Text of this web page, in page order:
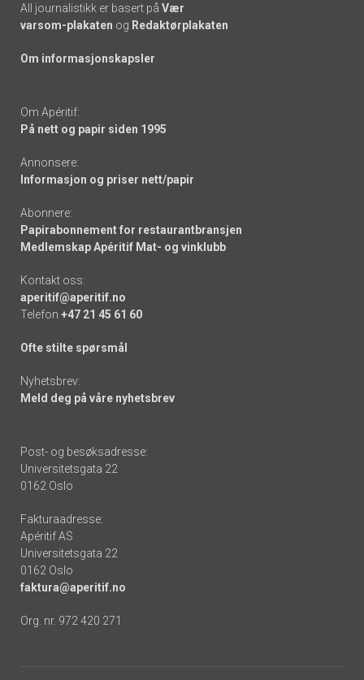
All journalistikk er basert på Vær
varsom-plakaten og Redaktørplakaten
Om informasjonskapsler
Om Apéritif:
På nett og papir siden 1995
Annonsere:
Informasjon og priser nett/papir
Abonnere:
Papirabonnement for restaurantbransjen
Medlemskap Apéritif Mat- og vinklubb
Kontakt oss:
aperitif@aperitif.no
Telefon +47 21 45 61 60
Ofte stilte spørsmål
Nyhetsbrev:
Meld deg på våre nyhetsbrev
Post- og besøksadresse:
Universitetsgata 22
0162 Oslo
Fakturaadresse:
Apéritif AS
Universitetsgata 22
0162 Oslo
faktura@aperitif.no
Org. nr. 972 420 271